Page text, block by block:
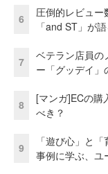
6
圧倒的レビュー
「and ST」が
7
ベテラン店員の
ー「グッデイ」
8
[マンガ]ECの購
べき？
9
「遊び心」と
事例に学ぶ、ユ